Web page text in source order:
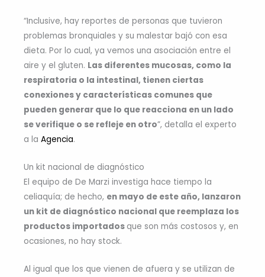
“Inclusive, hay reportes de personas que tuvieron
problemas bronquiales y su malestar bajó con esa
dieta. Por lo cual, ya vemos una asociación entre el
aire y el gluten. Las diferentes mucosas, como la
respiratoria o la intestinal, tienen ciertas
conexiones y características comunes que
pueden generar que lo que reacciona en un lado
se verifique o se refleje en otro”, detalla el experto
a la Agencia.
Un kit nacional de diagnóstico
El equipo de De Marzi investiga hace tiempo la
celiaquía; de hecho, en mayo de este año, lanzaron
un kit de diagnóstico nacional que reemplaza los
productos importados que son más costosos y, en
ocasiones, no hay stock.
Al igual que los que vienen de afuera y se utilizan de